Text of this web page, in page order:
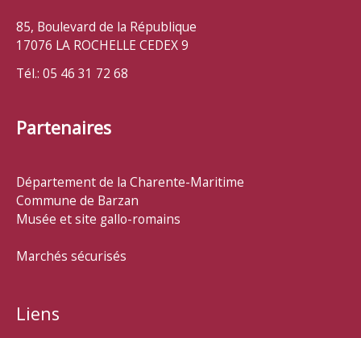
85, Boulevard de la République
17076 LA ROCHELLE CEDEX 9
Tél.: 05 46 31 72 68
Partenaires
Département de la Charente-Maritime
Commune de Barzan
Musée et site gallo-romains
Marchés sécurisés
Liens